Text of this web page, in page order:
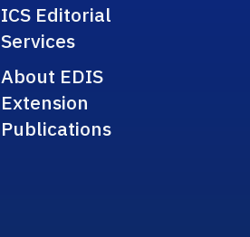
ICS Editorial
Services
About EDIS
Extension
Publications